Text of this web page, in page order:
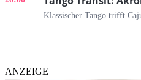
Klassischer Tango trifft
ANZEIGE